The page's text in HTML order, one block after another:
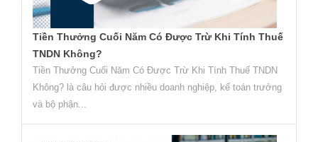
Tiền Thưởng Cuối Năm Có Được Trừ Khi Tính Thuế
TNDN Không?
Tiền Thưởng Cuối Năm Có Được Trừ Khi Tính Thuế TNDN
Không? là câu hỏi được nhiều doanh nghiệp, kế toán trưởng
và bộ phận...